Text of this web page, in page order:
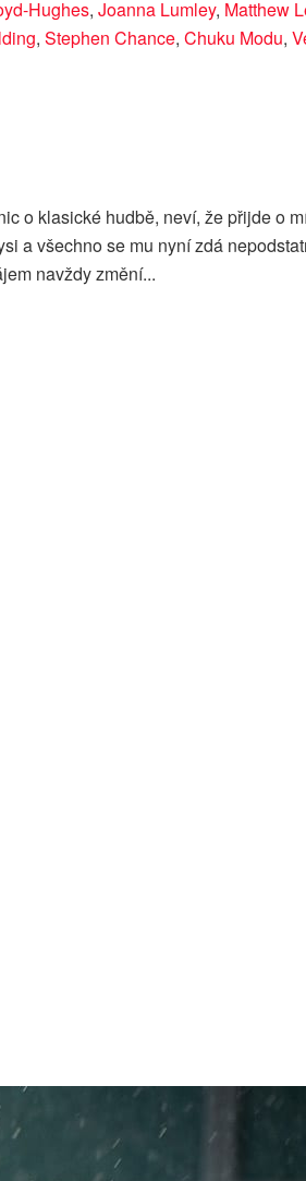
Hughes, Joanna Lumley, Matthew
, Stephen Chance, Chuku Modu,
o klasické hudbě, neví, že přijde o
a všechno se mu nyní zdá
navždy změní...